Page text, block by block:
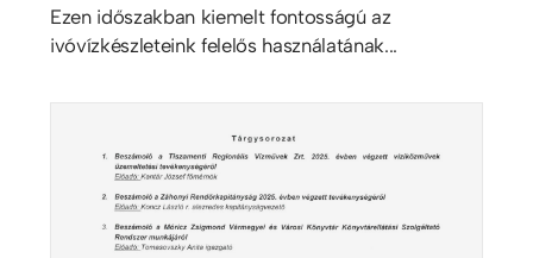
Ezen időszakban kiemelt fontosságú az
ivóvízkészleteink felelős használatának...